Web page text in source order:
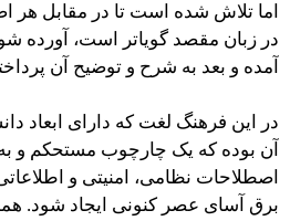
اما تلاش شده است تا در مقابل هر
در زبان مقصد گویاتر است، آورده
آمده و بعد به شرح و توضیح آن
در این فرهنگ لغت که دارای ابعاد
آن بوده که یک چارچوب مستحکم و
اصطلاحات نظامی، امنیتی و
برق آسای عصر کنونی ایجاد شود.